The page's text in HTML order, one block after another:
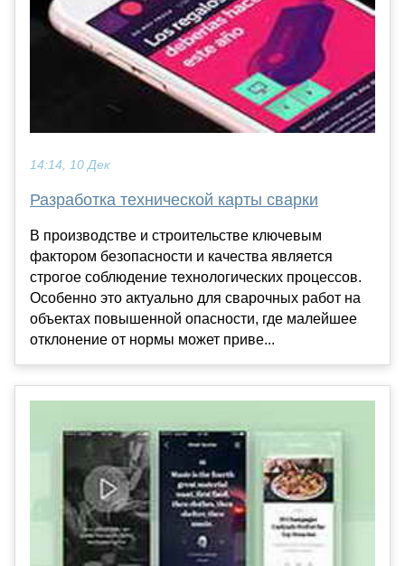
14:14, 10 Дек
Разработка технической карты сварки
В производстве и строительстве ключевым
фактором безопасности и качества является
строгое соблюдение технологических процессов.
Особенно это актуально для сварочных работ на
объектах повышенной опасности, где малейшее
отклонение от нормы может приве...